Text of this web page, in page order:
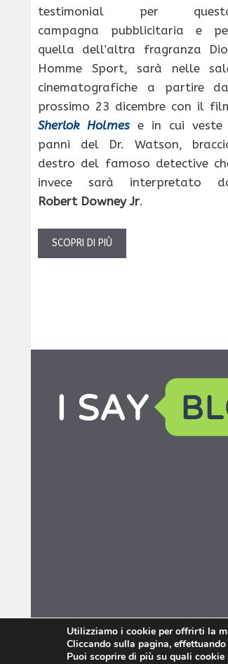
testimonial per
campagna pubblicitaria e
quella dell’altra fragranza
Homme Sport, sarà nelle
cinematografiche a partire
prossimo 23 dicembre con il
Sherlok Holmes e in cui veste
panni del Dr. Watson,
destro del famoso detective
invece sarà interpretato
Robert Downey Jr.
SCOPRI DI PIÙ
Utilizziamo i cookie per offrirti la
Cliccando sulla pagina,
Puoi scoprire di più su quali